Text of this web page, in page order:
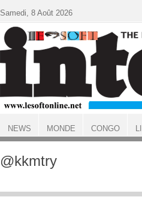
ACCUEIL
@kkmtry
Samedi, 8 Août 2026
NEWS MONDE CONGO